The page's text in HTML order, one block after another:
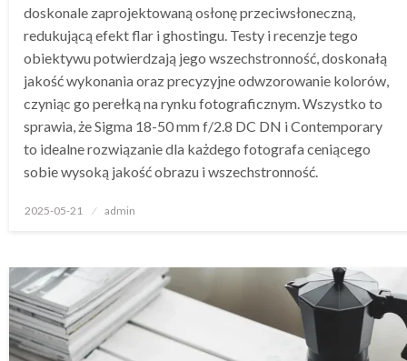
doskonale zaprojektowaną osłonę przeciwsłoneczną,
redukującą efekt flar i ghostingu. Testy i recenzje tego
obiektywu potwierdzają jego wszechstronność, doskonałą
jakość wykonania oraz precyzyjne odwzorowanie kolorów,
czyniąc go perełką na rynku fotograficznym. Wszystko to
sprawia, że Sigma 18-50 mm f/2.8 DC DN i Contemporary
to idealne rozwiązanie dla każdego fotografa ceniącego
sobie wysoką jakość obrazu i wszechstronność.
Opublikowane
2025-05-21 admin